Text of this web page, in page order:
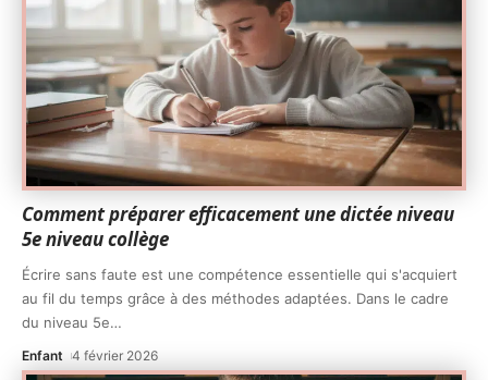
Comment préparer efficacement une dictée niveau
5e niveau collège
Écrire sans faute est une compétence essentielle qui s'acquiert
au fil du temps grâce à des méthodes adaptées. Dans le cadre
du niveau 5e…
Enfant 4 février 2026